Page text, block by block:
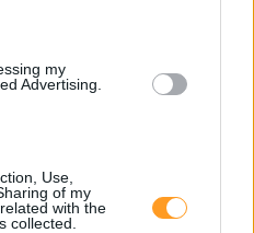
my
Advertising.
Use,
of my
with the
collected.